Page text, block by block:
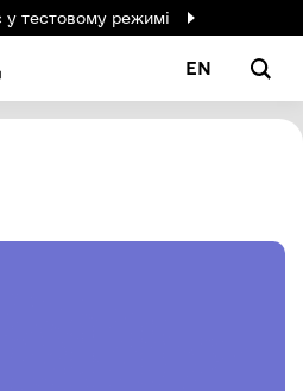
у тестовому режимі
EN